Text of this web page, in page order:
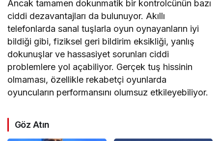
Ancak tamamen dokunmatik bir kontrolcünün bazı
ciddi dezavantajları da bulunuyor. Akıllı
telefonlarda sanal tuşlarla oyun oynayanların iyi
bildiği gibi, fiziksel geri bildirim eksikliği, yanlış
dokunuşlar ve hassasiyet sorunları ciddi
problemlere yol açabiliyor. Gerçek tuş hissinin
olmaması, özellikle rekabetçi oyunlarda
oyuncuların performansını olumsuz etkileyebiliyor.
Göz Atın